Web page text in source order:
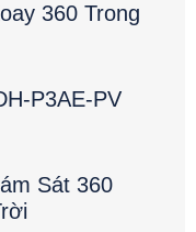
360 Trong
P3AE-PV
Sát 360